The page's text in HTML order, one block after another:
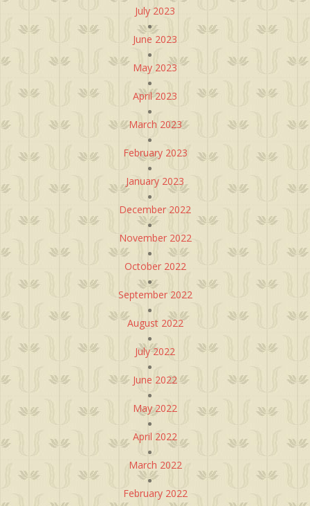
July 2023
June 2023
May 2023
April 2023
March 2023
February 2023
January 2023
December 2022
November 2022
October 2022
September 2022
August 2022
July 2022
June 2022
May 2022
April 2022
March 2022
February 2022